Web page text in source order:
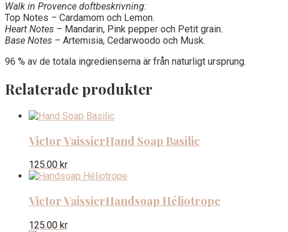
Walk in Provence doftbeskrivning:
Top Notes – Cardamom och Lemon.
Heart Notes – Mandarin, Pink pepper och Petit grain.
Base Notes – Artemisia, Cedarwoodo och Musk.
96 % av de totala ingredienserna är från naturligt ursprung.
Relaterade produkter
Victor VaissierHand Soap Basilic
125.00 kr
Victor VaissierHandsoap Héliotrope
125.00 kr